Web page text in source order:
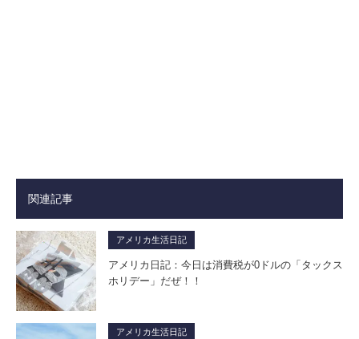
関連記事
アメリカ生活日記
アメリカ日記：今日は消費税が0ドルの「タックス
ホリデー」だぜ！！
アメリカ生活日記